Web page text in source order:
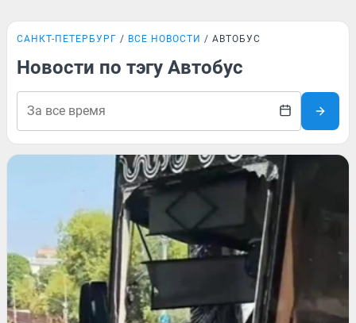
САНКТ-ПЕТЕРБУРГ ВСЕ НОВОСТИ АВТОБУС
Новости по тэгу Автобус